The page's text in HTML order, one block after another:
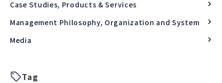
Case Studies, Products & Services
Management Philosophy, Organization and System
Media
Tag